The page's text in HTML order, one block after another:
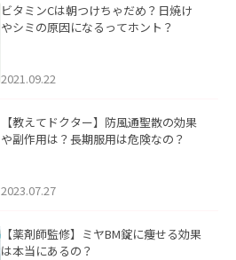
ビタミンCは朝つけちゃだめ？日焼け
やシミの原因になるってホント？
2021.09.22
【教えてドクター】防風通聖散の効果
や副作用は？長期服用は危険なの？
2023.07.27
【薬剤師監修】ミヤBM錠に痩せる効果
は本当にあるの？